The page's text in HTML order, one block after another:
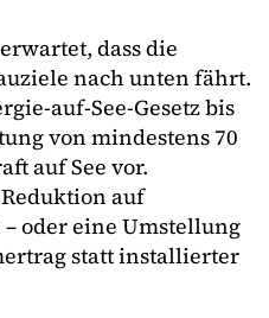
dass die
nach unten fährt.
auf-See-Gesetz bis
von mindestens 70
auf See vor.
auf
– oder eine Umstellung
statt installierter